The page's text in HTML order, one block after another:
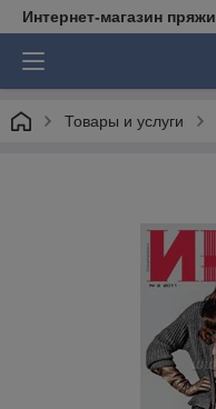
Интернет-магазин пряжи
Товары и услуги